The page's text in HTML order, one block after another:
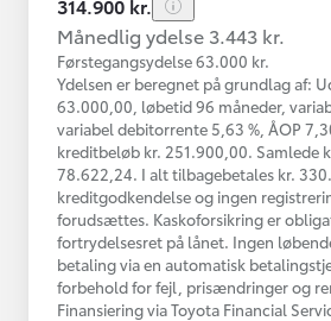
Månedlig ydelse 3.443 kr.
Førstegangsydelse 63.000 kr.
Ydelsen er beregnet på grundlag af:
63.000,00, løbetid 96 måneder,
variabel debitorrente 5,63 %, ÅOP
kreditbeløb kr. 251.900,00. Samlede
78.622,24. I alt tilbagebetales kr.
kreditgodkendelse og ingen
forudsættes. Kaskoforsikring er
fortrydelsesret på lånet. Ingen
betaling via en automatisk
forbehold for fejl, prisændringer og
Finansiering via Toyota Financial